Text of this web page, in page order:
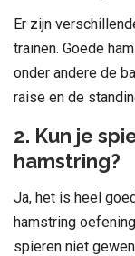
Er zijn
trainen. Goede
onder andere de
raise en de
2. Kun je
hamstring?
Ja, het is heel
hamstring
spieren niet